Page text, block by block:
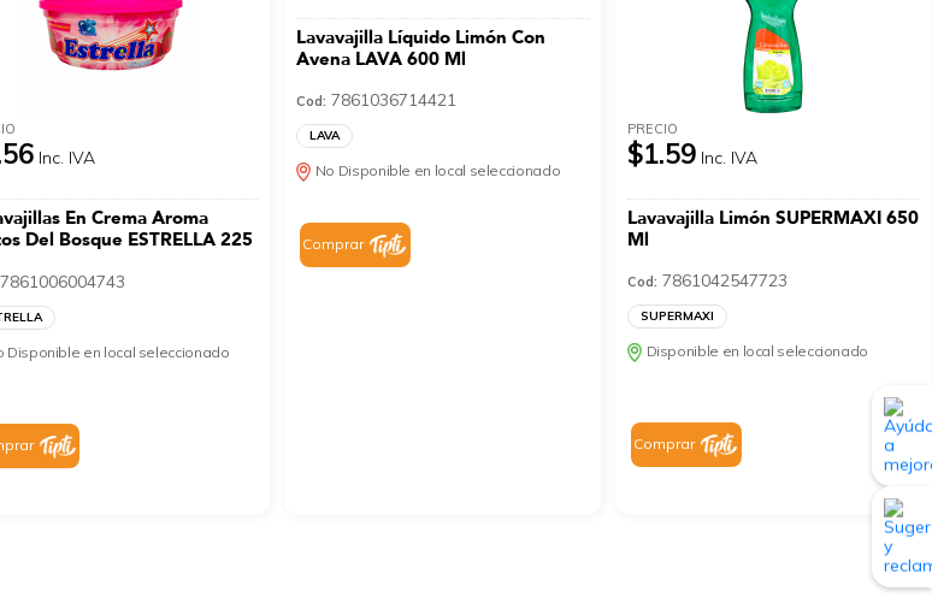
Inc. IVA
En Crema Aroma
Del Bosque ESTRELLA 225
7861006004743
Disponible en local seleccionado
Lavavajilla Líquido Limón Con
Avena LAVA 600 Ml
Cod: 7861036714421
LAVA
No Disponible en local seleccionado
Comprar
PRECIO
$1.59 Inc. IVA
Lavavajilla Limón SUPERMAXI 650
Ml
Cod: 7861042547723
SUPERMAXI
Disponible en local seleccionado
Comprar